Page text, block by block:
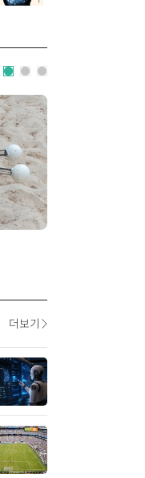
더보기